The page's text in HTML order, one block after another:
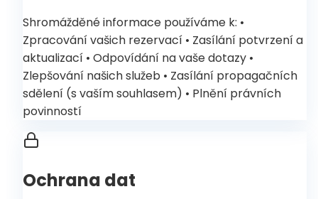
Shromážděné informace používáme k: •
Zpracování vašich rezervací • Zasílání potvrzení a
aktualizací • Odpovídání na vaše dotazy •
Zlepšování našich služeb • Zasílání propagačních
sdělení (s vaším souhlasem) • Plnění právních
povinností
Ochrana dat